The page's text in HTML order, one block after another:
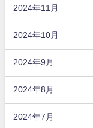
2024年11月
2024年10月
2024年9月
2024年8月
2024年7月